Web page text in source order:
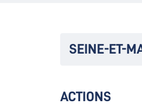
SEINE-ET-
ACTIONS